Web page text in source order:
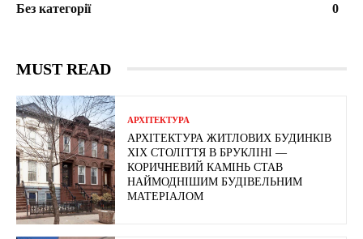
Без категорії
0
MUST READ
АРХІТЕКТУРА
АРХІТЕКТУРА ЖИТЛОВИХ БУДИНКІВ
ХІХ СТОЛІТТЯ В БРУКЛІНІ —
КОРИЧНЕВИЙ КАМІНЬ СТАВ
НАЙМОДНІШИМ БУДІВЕЛЬНИМ
МАТЕРІАЛОМ